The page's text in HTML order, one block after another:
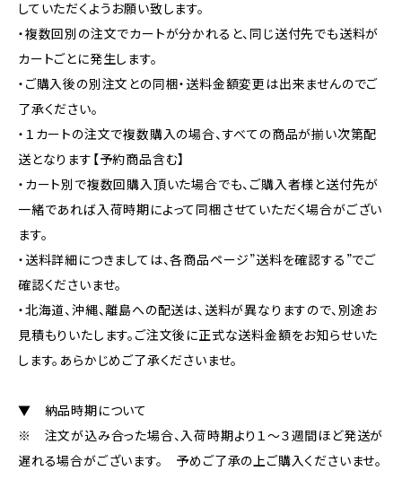
していただくようお願い致します。
・複数回別の注文でカートが分かれると、同じ送付先でも送料が
カートごとに発生します。
・ご購入後の別注文との同梱・送料金額変更は出来ませんのでご
了承ください。
・１カートの注文で複数購入の場合、すべての商品が揃い次第配
送となります【予約商品含む】
・カート別で複数回購入頂いた場合でも、ご購入者様と送付先が
一緒であれば入荷時期によって同梱させていただく場合がござい
ます。
・送料詳細につきましては、各商品ページ”送料を確認する”でご
確認くださいませ。
・北海道、沖縄、離島への配送は、送料が異なりますので、別途お
見積もりいたします。ご注文後に正式な送料金額をお知らせいた
します。あらかじめご了承くださいませ。
▼ 納品時期について
※ 注文が込み合った場合、入荷時期より１～３週間ほど発送が
遅れる場合がございます。 予めご了承の上ご購入くださいませ。